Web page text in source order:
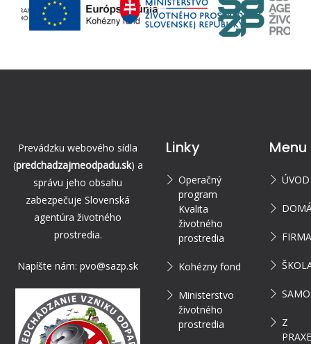
Prevádzku webového sídla
(predchadzajmeodpadu.sk) a
správu jeho obsahu
zabezpečuje Slovenská
agentúra životného
prostredia.
Napíšte nám: pvo@sazp.sk
Linky
Operačný
program
Kvalita
životného
prostredia
Kohézny fond
Ministerstvo
životného
prostredia
Menu
ÚVOD
Z